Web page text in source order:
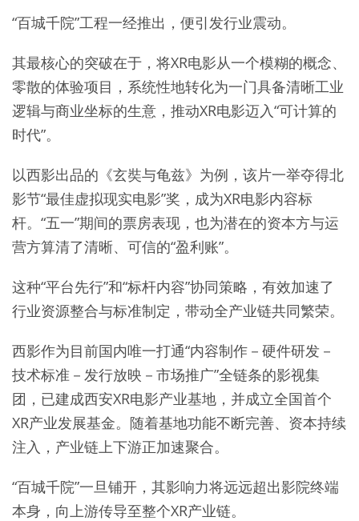
“百城千院”工程一经推出，便引发行业震动。
其最核心的突破在于，将XR电影从一个模糊的概念、
零散的体验项目，系统性地转化为一门具备清晰工业
逻辑与商业坐标的生意，推动XR电影迈入“可计算的
时代”。
以西影出品的《玄奘与龟兹》为例，该片一举夺得北
影节“最佳虚拟现实电影”奖，成为XR电影内容标
杆。“五一”期间的票房表现，也为潜在的资本方与运
营方算清了清晰、可信的“盈利账”。
这种“平台先行”和“标杆内容”协同策略，有效加速了
行业资源整合与标准制定，带动全产业链共同繁荣。
西影作为目前国内唯一打通“内容制作－硬件研发－
技术标准－发行放映－市场推广”全链条的影视集
团，已建成西安XR电影产业基地，并成立全国首个
XR产业发展基金。随着基地功能不断完善、资本持续
注入，产业链上下游正加速聚合。
“百城千院”一旦铺开，其影响力将远远超出影院终端
本身，向上游传导至整个XR产业链。